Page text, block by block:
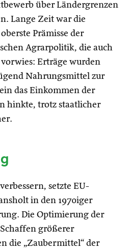
über Ländergrenzen
Lange Zeit war die
Prämisse der
Agrarpolitik, die auch
Erträge wurden
Nahrungsmittel zur
das Einkommen der
hinkte, trotz staatlicher
setzte EU-
in den 1970iger
Die Optimierung der
größerer
die „Zaubermittel“ der